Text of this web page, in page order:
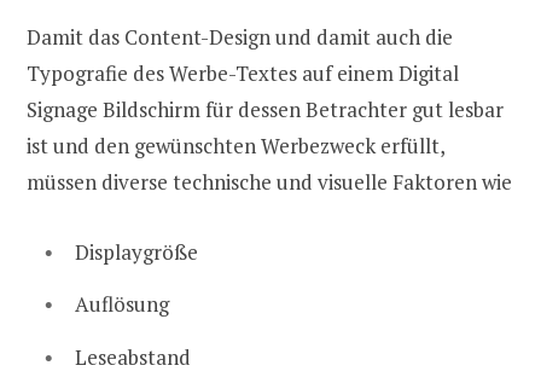
Damit das Content-Design und damit auch die
Typografie des Werbe-Textes auf einem Digital
Signage Bildschirm für dessen Betrachter gut lesbar
ist und den gewünschten Werbezweck erfüllt,
müssen diverse technische und visuelle Faktoren wie
Displaygröße
Auflösung
Leseabstand